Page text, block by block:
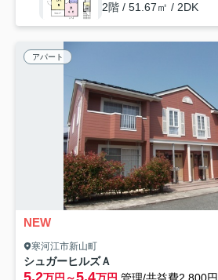
2階 / 51.67㎡ / 2DK
アパート
NEW
寒河江市新山町
シュガーヒルズＡ